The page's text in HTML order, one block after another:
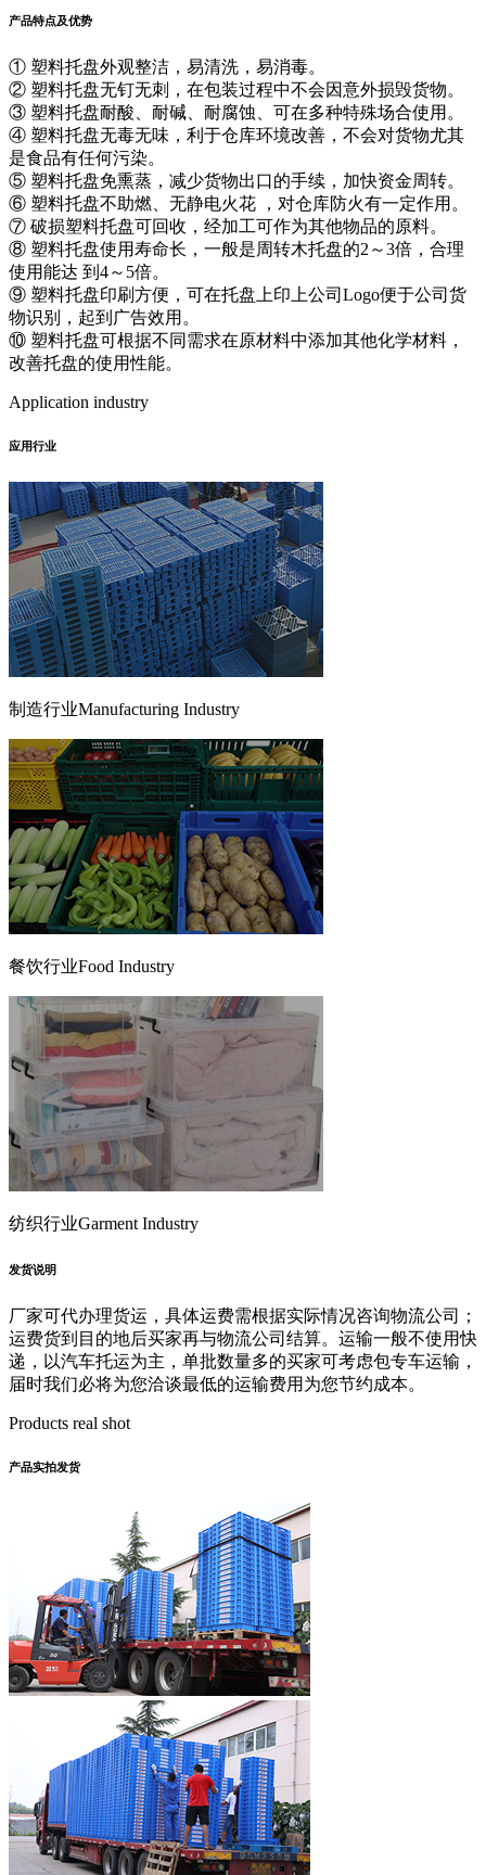
产品特点及优势
① 塑料托盘外观整洁，易清洗，易消毒。
② 塑料托盘无钉无刺，在包装过程中不会因意外损毁货物。
③ 塑料托盘耐酸、耐碱、耐腐蚀、可在多种特殊场合使用。
④ 塑料托盘无毒无味，利于仓库环境改善，不会对货物尤其
是食品有任何污染。
⑤ 塑料托盘免熏蒸，减少货物出口的手续，加快资金周转。
⑥ 塑料托盘不助燃、无静电火花 ，对仓库防火有一定作用。
⑦ 破损塑料托盘可回收，经加工可作为其他物品的原料。
⑧ 塑料托盘使用寿命长，一般是周转木托盘的2～3倍，合理
使用能达 到4～5倍。
⑨ 塑料托盘印刷方便，可在托盘上印上公司Logo便于公司货
物识别，起到广告效用。
⑩ 塑料托盘可根据不同需求在原材料中添加其他化学材料，
改善托盘的使用性能。
Application industry
应用行业
制造行业Manufacturing Industry
餐饮行业Food Industry
纺织行业Garment Industry
发货说明
厂家可代办理货运，具体运费需根据实际情况咨询物流公司；
运费货到目的地后买家再与物流公司结算。运输一般不使用快
递，以汽车托运为主，单批数量多的买家可考虑包专车运输，
届时我们必将为您洽谈最低的运输费用为您节约成本。
Products real shot
产品实拍发货